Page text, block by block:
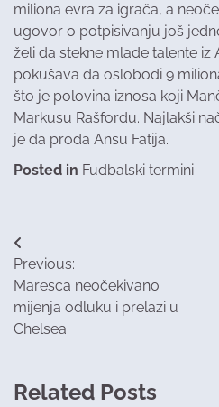
miliona evra za igrača, a
ugovor o potpisivanju još
želi da stekne mlade talente iz
pokušava da oslobodi 9
što je polovina iznosa koji
Markusu Rašfordu. Najlakši
je da proda Ansu Fatija.
Posted in Fudbalski termini
Post
navigation
Previous:
Maresca neočekivano
mijenja odluku i prelazi u
Chelsea.
Related Posts